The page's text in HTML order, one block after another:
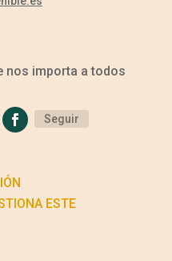
nos importa a todos
Seguir
ESTE